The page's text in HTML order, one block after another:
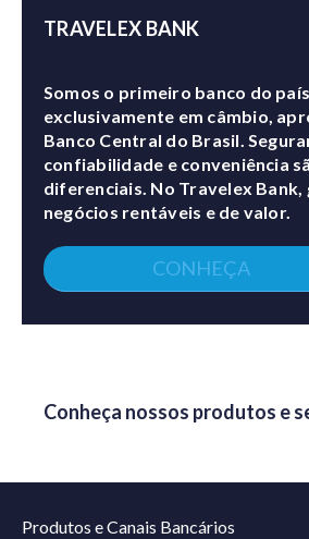
TRAVELEX BANK
Somos o primeiro banco do
exclusivamente em câmbio,
Banco Central do Brasil.
confiabilidade e conveniência
diferenciais. No Travelex Bank,
negócios rentáveis e de valor.
CONHEÇA
Conheça nossos produtos e
Produtos e Canais Bancários